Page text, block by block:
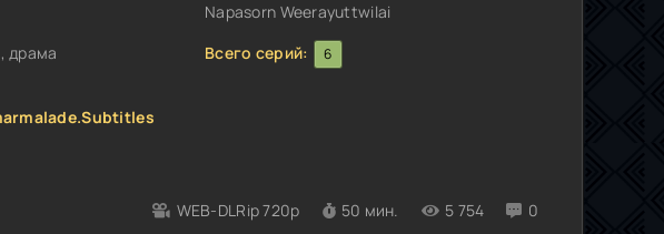
драма
WEB-DLRip 720p 50 мин. 5 754 0
Napasorn Weerayuttwilai
Всего серий:
6